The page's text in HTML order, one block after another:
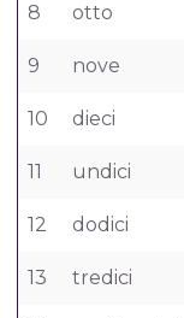
8 otto
9 nove
10 dieci
11 undici
12 dodici
13 tredici